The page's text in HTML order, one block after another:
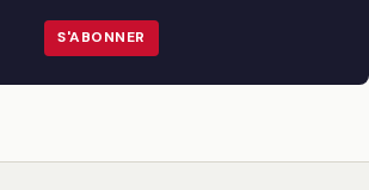
S'ABONNER